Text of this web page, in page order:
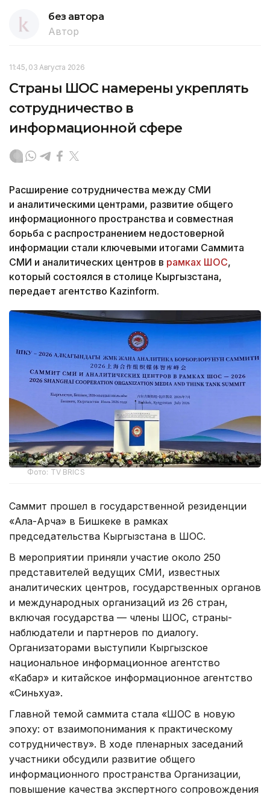
без автора
Автор
11:45, 03 Августа 2026
Страны ШОС намерены укреплять
сотрудничество в
информационной сфере
Расширение сотрудничества между СМИ
и аналитическими центрами, развитие общего
информационного пространства и совместная
борьба с распространением недостоверной
информации стали ключевыми итогами Саммита
СМИ и аналитических центров в рамках ШОС,
который состоялся в столице Кыргызстана,
передает агентство Kazinform.
Фото: TV BRICS
Саммит прошел в государственной резиденции
«Ала-Арча» в Бишкеке в рамках
председательства Кыргызстана в ШОС.
В мероприятии приняли участие около 250
представителей ведущих СМИ, известных
аналитических центров, государственных органов
и международных организаций из 26 стран,
включая государства — члены ШОС, страны-
наблюдатели и партнеров по диалогу.
Организаторами выступили Кыргызское
национальное информационное агентство
«Кабар» и китайское информационное агентство
«Синьхуа».
Главной темой саммита стала «ШОС в новую
эпоху: от взаимопонимания к практическому
сотрудничеству». В ходе пленарных заседаний
участники обсудили развитие общего
информационного пространства Организации,
повышение качества экспертного сопровождения